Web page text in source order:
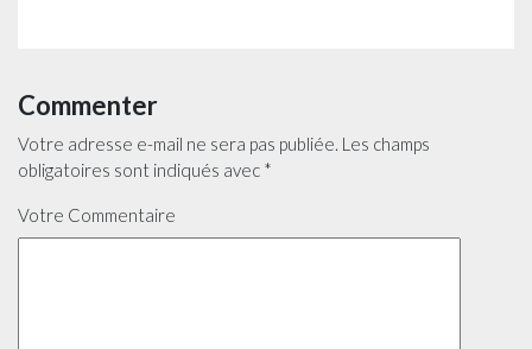
Commenter
Votre adresse e-mail ne sera pas publiée. Les champs
obligatoires sont indiqués avec *
Votre Commentaire